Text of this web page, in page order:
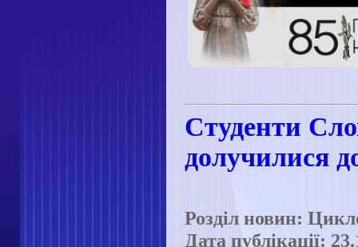
Студенти
долучилися
Розділ новин:
Дата публікації: